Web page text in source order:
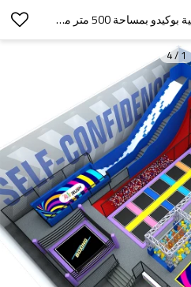
حديقة الترامبولين الداخلية بوكيدو بمساحة 500 متر مربع مع حفرة رغوية ومنزلقات ممتعة لجميع الأعمار!
1
/
4